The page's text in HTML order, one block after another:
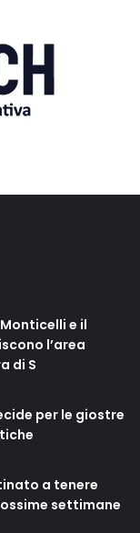
e il
l’area
di S
per le giostre
a tenere
settimane